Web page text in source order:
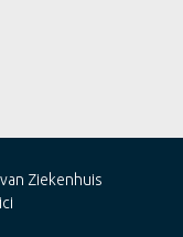
Ziekenhuis